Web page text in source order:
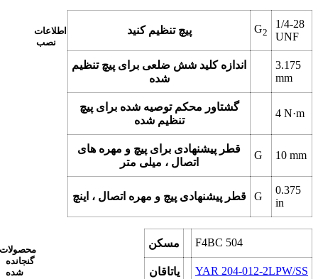
اطلاعات
نصب
پیچ تنظیم کنید G2
1/4-28
UNF
اندازه کلید شش ضلعی برای پیچ تنظیم
شده
3.175
mm
گشتاور محکم توصیه شده برای پیچ
تنظیم شده
4 N·m
قطر پیشنهادی برای پیچ و مهره های
اتصال ، میلی متر
G 10 mm
قطر پیشنهادی پیچ و مهره اتصال ، اینچ G
0.375
in
محصولات
گنجانده
شده
مسکن F4BC 504
یاتاقان YAR 204-012-2LPW/SS